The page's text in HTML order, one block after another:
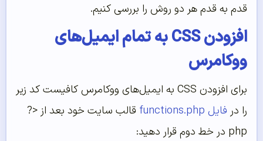
قدم به قدم هر دو روش را بررسی کنیم.
افزودن CSS به تمام ایمیل‌های
ووکامرس
برای افزودن CSS به ایمیل‌های ووکامرس کافیست کد زیر
را در فایل functions.php
قالب سایت خود بعد از <?
php در خط دوم قرار دهید: